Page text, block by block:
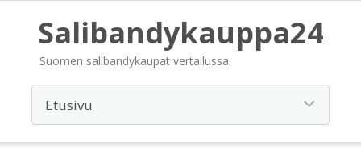
Salibandykauppa24
Suomen salibandykaupat vertailussa